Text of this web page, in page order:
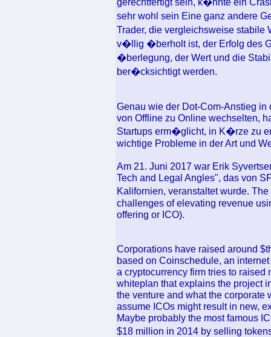
sehr wohl sein Eine ganz andere
Trader, die vergleichsweise
v�llig �berholt ist, der Erfolg des
�berlegung, der Wert und die
ber�cksichtigt werden.
Genau wie der Dot-Com-Anstieg
von Offline zu Online wechselten,
Startups erm�glicht, in K�rze zu
wichtige Probleme in der Art und
Am 21. Juni 2017 war Erik
Tech and Legal Angles", das von
Kalifornien, veranstaltet wurde.
challenges of elevating revenue
offering or ICO).
Corporations have raised around
based on Coinschedule, an
a cryptocurrency firm tries to raised
whiteplan that explains the project
the venture and what the
assume ICOs might result in new,
Maybe probably the most famous
$18 million in 2014 by selling